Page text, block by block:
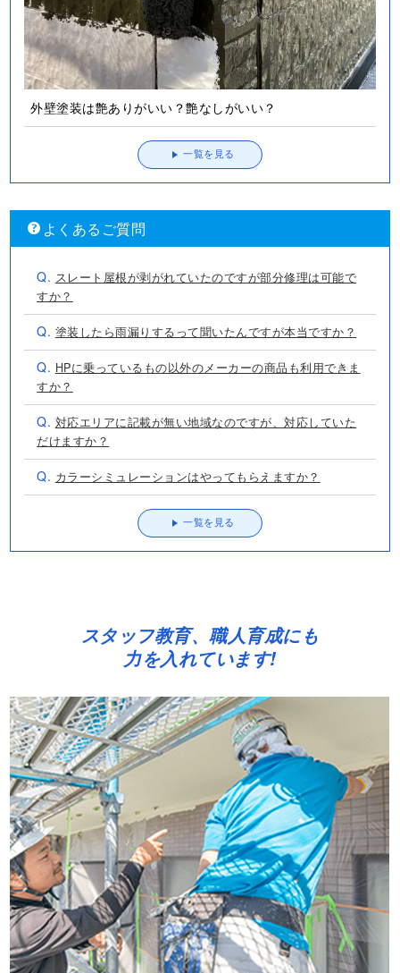
外壁塗装は艶ありがいい？艶なしがいい？
一覧を見る
よくあるご質問
Q. スレート屋根が剥がれていたのですが部分修理は可能で
すか？
Q. 塗装したら雨漏りするって聞いたんですが本当ですか？
Q. HPに乗っているもの以外のメーカーの商品も利用できま
すか？
Q. 対応エリアに記載が無い地域なのですが、対応していた
だけますか？
Q. カラーシミュレーションはやってもらえますか？
一覧を見る
スタッフ教育、職人育成にも
力を入れています!